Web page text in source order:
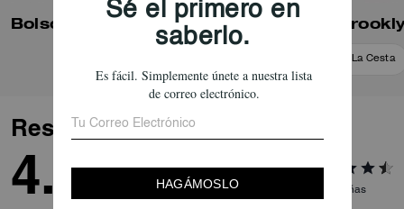
Bolso de Hombro Brooklyn 39 Bolso Tote
Añadir A La Cesta
Reseñas
4.8 Reseñas